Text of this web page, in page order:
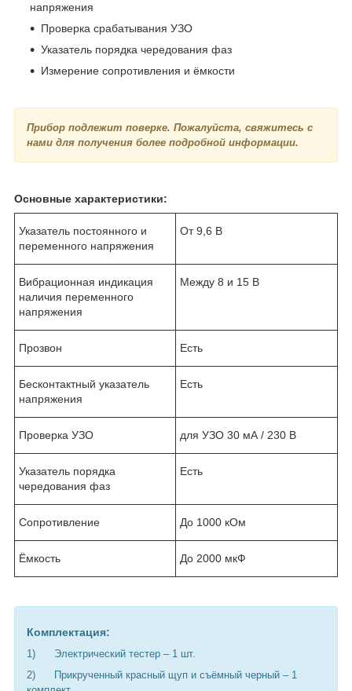
напряжения
Проверка срабатывания УЗО
Указатель порядка чередования фаз
Измерение сопротивления и ёмкости
Прибор подлежит поверке. Пожалуйста, свяжитесь с
нами для получения более подробной информации.
Основные характеристики:
Указатель постоянного и
переменного напряжения
От 9,6 В
Вибрационная индикация
наличия переменного
напряжения
Между 8 и 15 В
Прозвон Есть
Бесконтактный указатель
напряжения
Есть
Проверка УЗО для УЗО 30 мА / 230 В
Указатель порядка
чередования фаз
Есть
Сопротивление До 1000 кОм
Ёмкость До 2000 мкФ
Комплектация:
1) Электрический тестер – 1 шт.
2) Прикрученный красный щуп и съёмный черный – 1